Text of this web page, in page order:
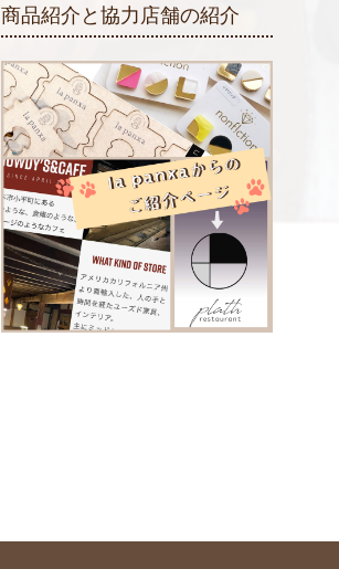
商品紹介と協力店舗の紹介